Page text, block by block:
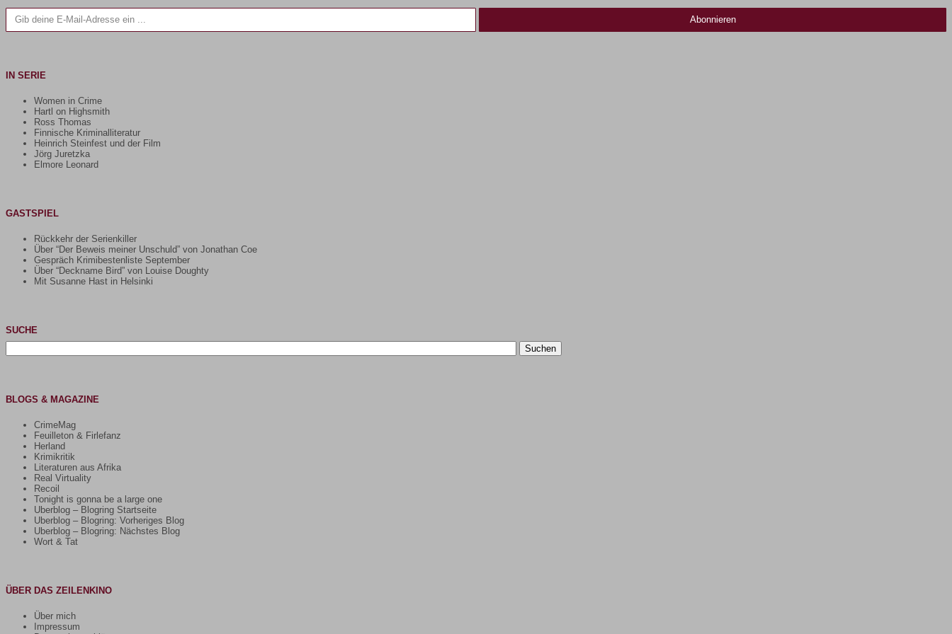
Gib deine E-Mail-Adresse ein ...
Abonnieren
IN SERIE
Women in Crime
Hartl on Highsmith
Ross Thomas
Finnische Kriminalliteratur
Heinrich Steinfest und der Film
Jörg Juretzka
Elmore Leonard
GASTSPIEL
Rückkehr der Serienkiller
Über “Der Beweis meiner Unschuld” von Jonathan Coe
Gespräch Krimibestenliste September
Über “Deckname Bird” von Louise Doughty
Mit Susanne Hast in Helsinki
SUCHE
Suchen
nach:
BLOGS & MAGAZINE
CrimeMag
Feuilleton & Firlefanz
Herland
Krimikritik
Literaturen aus Afrika
Real Virtuality
Recoil
Tonight is gonna be a large one
Uberblog – Blogring Startseite
Uberblog – Blogring: Vorheriges Blog
Uberblog – Blogring: Nächstes Blog
Wort & Tat
ÜBER DAS ZEILENKINO
Über mich
Impressum